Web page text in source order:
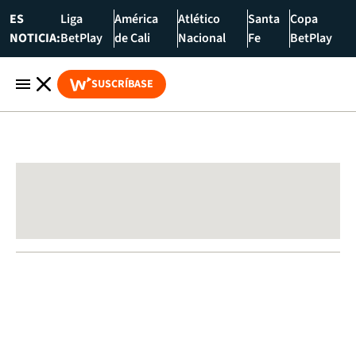
ES
NOTICIA:
Liga
BetPlay
América
de Cali
Atlético
Nacional
Santa
Fe
Copa
BetPlay
SUSCRÍBASE